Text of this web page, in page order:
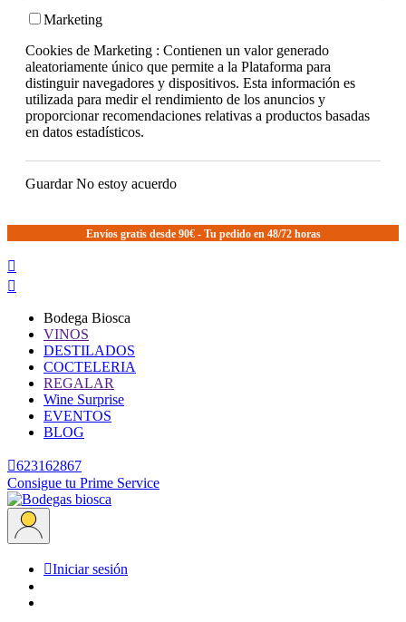
Marketing
Cookies de Marketing : Contienen un valor generado
aleatoriamente único que permite a la Plataforma para
distinguir navegadores y dispositivos. Esta información es
utilizada para medir el rendimiento de los anuncios y
proporcionar recomendaciones relativas a productos basadas
en datos estadísticos.
GuardarNo estoy acuerdo
Envíos gratis desde 90€ - Tu pedido en 48/72 horas


Bodega Biosca
VINOS
DESTILADOS
COCTELERIA
REGALAR
Wine Surprise
EVENTOS
BLOG
623162867
Consigue tu Prime Service
Iniciar sesión